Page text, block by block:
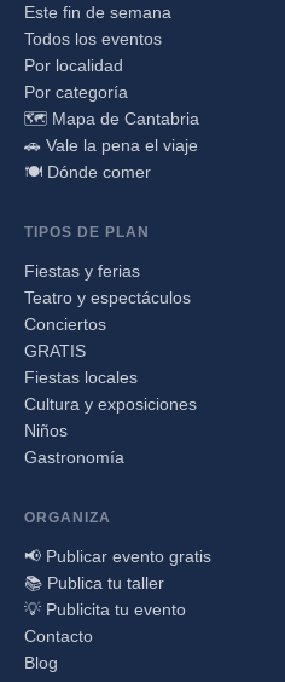
Este fin de semana
Todos los eventos
Por localidad
Por categoría
🗺️ Mapa de Cantabria
🚗 Vale la pena el viaje
🍽️ Dónde comer
TIPOS DE PLAN
Fiestas y ferias
Teatro y espectáculos
Conciertos
GRATIS
Fiestas locales
Cultura y exposiciones
Niños
Gastronomía
ORGANIZA
📢 Publicar evento gratis
📚 Publica tu taller
💡 Publicita tu evento
Contacto
Blog